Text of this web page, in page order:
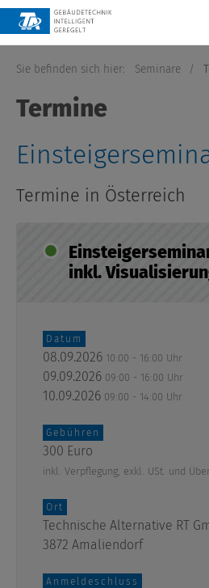
Sie befinden sich hier: Seminare /
Termine
Termine in Österreich
inkl.
Datum
08.09.2026 10:00 - 16:00 Uhr
09.09.2026 09:00 - 16:00 Uhr
10.09.2026 09:00 - 14:00 Uhr
Gebühren
300 Euro
inkl. Verpflegung, exkl. USt. und
Ort
Technische Alternative RT
3872 Amaliendorf
Anmeldeschluss